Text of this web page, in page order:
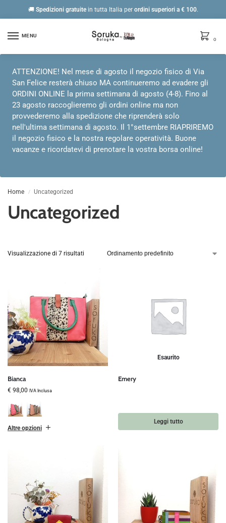
🚚 Spedizioni gratuitein tutta Italia per ordini superiori a € 100.
MENU
0
ATTENZIONE! Nel mese di agosto il negozio fisico di Via
San Felice resterà chiuso MA continueremo ad evadere gli
ORDINI ONLINE la prima settimana di agosto (4-8). Fino al
23 agosto raccoglieremo gli ordini online ma non
provvederemo alla spedizione che riprenderà solo
nell'ultima settimana di agosto. Il 1°settembre RIAPRIREMO
il negozio fisico e la nostra regolare operatività. Buone
vacanze e ricordatevi di prenotare la vostra borsa online!
Home / Uncategorized
Uncategorized
Visualizzazione di 7 risultati
Bianca
€ 98,00 IVA Inclusa
Altre opzioni
Esaurito
Emery
Leggi tutto